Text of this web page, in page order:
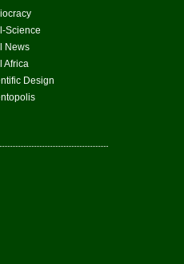
Science
News
Africa
Design